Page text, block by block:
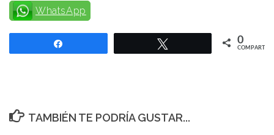
WhatsApp
0
COMPARTIR
TAMBIÉN TE PODRÍA GUSTAR...